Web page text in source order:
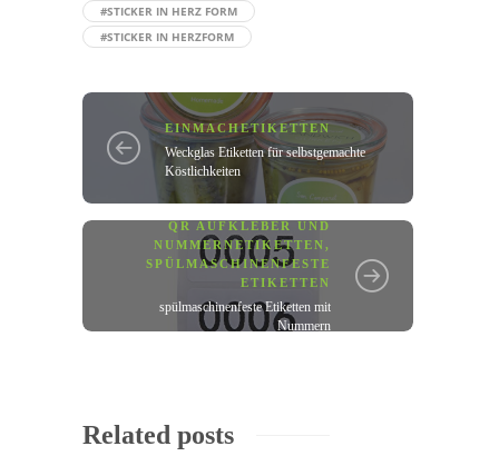
#STICKER IN HERZ FORM
#STICKER IN HERZFORM
EINMACHETIKETTEN
Weckglas Etiketten für selbstgemachte
Köstlichkeiten
QR AUFKLEBER UND
NUMMERNETIKETTEN,
SPÜLMASCHINENFESTE
ETIKETTEN
spülmaschinenfeste Etiketten mit
Nummern
Related posts